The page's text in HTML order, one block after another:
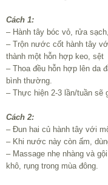
Cách 1:
– Hành tây bóc vỏ, rửa
– Trộn nước cốt hành tây
thành một hỗn hợp keo, sệt
– Thoa đều hỗn hợp lên da
bình thường.
– Thực hiện 2-3 lần/tuần sẽ
Cách 2:
– Đun hai củ hành tây với
– Khi nước này còn ấm,
– Massage nhẹ nhàng và
khô, rụng trong mùa đông.